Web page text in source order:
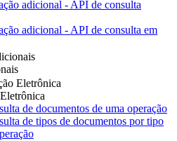
adicional - API de consulta
adicional - API de consulta em
Eletrônica
de documentos de uma operação
de tipos de documentos por tipo